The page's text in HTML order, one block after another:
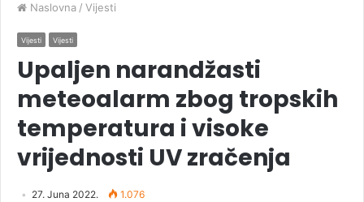
Naslovna / Vijesti
Vijesti Vijesti
Upaljen narandžasti
meteoalarm zbog tropskih
temperatura i visoke
vrijednosti UV zračenja
27. Juna 2022. 1.076